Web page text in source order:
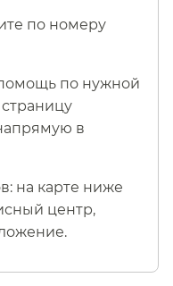
по номеру
по нужной
в
на карте ниже
центр,